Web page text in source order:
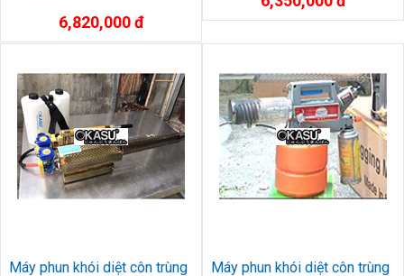
6,820,000 đ
Máy phun khói diệt côn trùng
Máy phun khói diệt côn trùng